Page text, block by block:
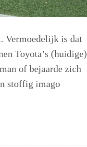
Vermoedelijk is dat
Toyota’s (huidige)
of bejaarde zich
stoffig imago